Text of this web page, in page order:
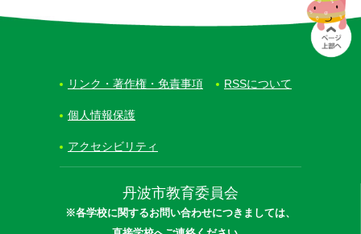
丹波市教育委員会
※各学校に関するお問い合わせにつきましては、
リンク・著作権・免責事項 RSSについて
個人情報保護
アクセシビリティ